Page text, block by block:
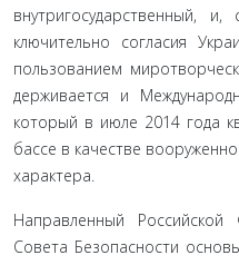
внутригосударственный,
ключительно согласия
пользованием
держивается и
который в июле 2014 года
бассе в качестве
характера.
Направленный
Совета Безопасности